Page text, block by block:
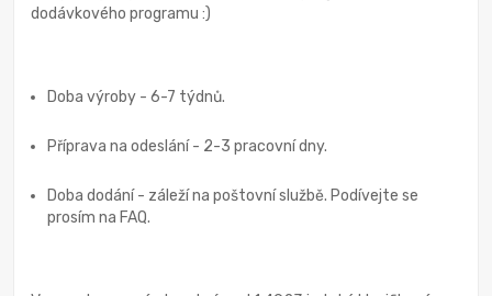
dodávkového programu :)
Doba výroby - 6-7 týdnů.
Příprava na odeslání - 2-3 pracovní dny.
Doba dodání - záleží na poštovní službě. Podívejte se
prosím na FAQ.